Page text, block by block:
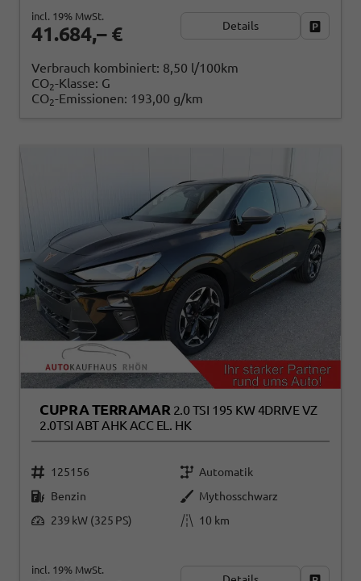
41.684,– €
incl. 19% MwSt.
Details
Verbrauch kombiniert: 8,50 l/100km
CO2-Klasse: G
CO2-Emissionen: 193,00 g/km
CUPRA TERRAMAR 2.0 TSI 195 KW 4DRIVE VZ
2.0TSI ABT AHK ACC EL. HK
125156
Automatik
Benzin
Mythosschwarz
239 kW (325 PS)
10 km
incl. 19% MwSt.